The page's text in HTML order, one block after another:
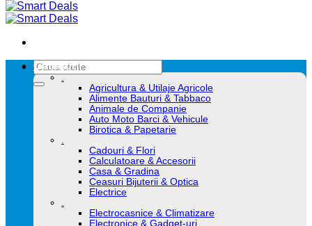
Caută
după:
Categorii
.
Agricultura & Utilaje Agricole
Alimente Bauturi & Tabbaco
Animale de Companie
Auto Moto Barci & Vehicule
Birotica & Papetarie
.
Cadouri & Flori
Calculatoare & Accesorii
Casa & Gradina
Ceasuri Bijuterii & Optica
Electrice
.
Electrocasnice & Climatizare
Electronice & Gadget-uri